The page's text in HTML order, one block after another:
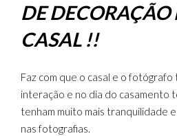
DE
CASAL !!
Faz com que o casal e o fotógrafo
interação e no dia do casamento
tenham muito mais tranquilidade
nas fotografias.